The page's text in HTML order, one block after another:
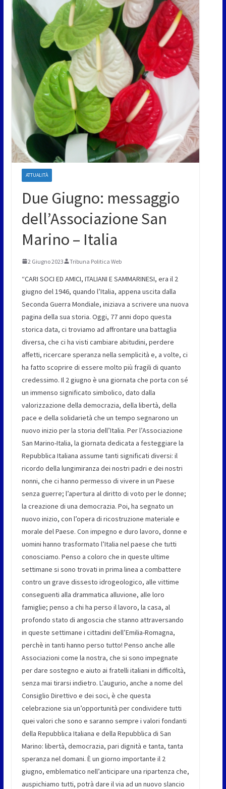
ATTUALITÀ
Due Giugno: messaggio
dell’Associazione San
Marino – Italia
2 Giugno 2023 Tribuna Politica Web
“CARI SOCI ED AMICI, ITALIANI E SAMMARINESI, era il 2
giugno del 1946, quando l’Italia, appena uscita dalla
Seconda Guerra Mondiale, iniziava a scrivere una nuova
pagina della sua storia. Oggi, 77 anni dopo questa
storica data, ci troviamo ad affrontare una battaglia
diversa, che ci ha visti cambiare abitudini, perdere
affetti, ricercare speranza nella semplicità e, a volte, ci
ha fatto scoprire di essere molto più fragili di quanto
credessimo. Il 2 giugno è una giornata che porta con sé
un immenso significato simbolico, dato dalla
valorizzazione della democrazia, della libertà, della
pace e della solidarietà che un tempo segnarono un
nuovo inizio per la storia dell’Italia. Per l’Associazione
San Marino-Italia, la giornata dedicata a festeggiare la
Repubblica Italiana assume tanti significati diversi: il
ricordo della lungimiranza dei nostri padri e dei nostri
nonni, che ci hanno permesso di vivere in un Paese
senza guerre; l’apertura al diritto di voto per le donne;
la creazione di una democrazia. Poi, ha segnato un
nuovo inizio, con l’opera di ricostruzione materiale e
morale del Paese. Con impegno e duro lavoro, donne e
uomini hanno trasformato l’Italia nel paese che tutti
conosciamo. Penso a coloro che in queste ultime
settimane si sono trovati in prima linea a combattere
contro un grave dissesto idrogeologico, alle vittime
conseguenti alla drammatica alluvione, alle loro
famiglie; penso a chi ha perso il lavoro, la casa, al
profondo stato di angoscia che stanno attraversando
in queste settimane i cittadini dell’Emilia-Romagna,
perchè in tanti hanno perso tutto! Penso anche alle
Associazioni come la nostra, che si sono impegnate
per dare sostegno e aiuto ai fratelli italiani in difficoltà,
senza mai tirarsi indietro. L’augurio, anche a nome del
Consiglio Direttivo e dei soci, è che questa
celebrazione sia un’opportunità per condividere tutti
quei valori che sono e saranno sempre i valori fondanti
della Repubblica Italiana e della Repubblica di San
Marino: libertà, democrazia, pari dignità e tanta, tanta
speranza nel domani. È un giorno importante il 2
giugno, emblematico nell’anticipare una ripartenza che,
auspichiamo tutti, potrà dare il via ad un nuovo slancio